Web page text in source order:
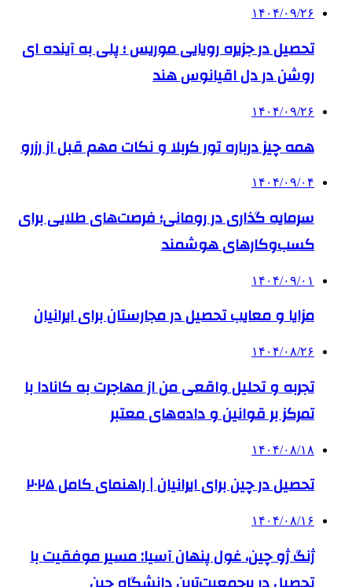
۱۴۰۴/۰۹/۲۶
تحصیل در جزیره رویایی موریس ؛ پلی به آینده ‌ای
روشن در دل اقیانوس ‌هند
۱۴۰۴/۰۹/۲۶
همه چیز درباره تور کربلا و نکات مهم قبل از رزرو
۱۴۰۴/۰۹/۰۴
سرمایه گذاری در رومانی؛ فرصت‌های طلایی برای
کسب‌وکارهای هوشمند
۱۴۰۴/۰۹/۰۱
مزایا و معایب تحصیل در مجارستان برای ایرانیان
۱۴۰۴/۰۸/۲۶
تجربه و تحلیل واقعی من از مهاجرت به کانادا با
تمرکز بر قوانین و داده‌های معتبر
۱۴۰۴/۰۸/۱۸
تحصیل در چین برای ایرانیان | راهنمای کامل ۲۰۲۵
۱۴۰۴/۰۸/۱۶
ژنگ ژو چین، غول پنهان آسیا: مسیر موفقیت با